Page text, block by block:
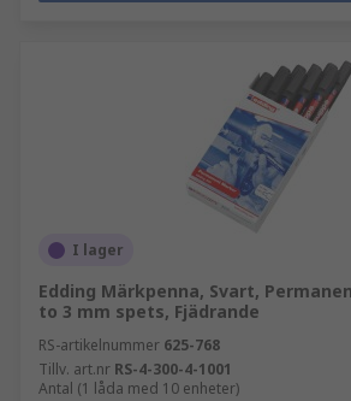
I lager
Edding Märkpenna, Svart,
to 3 mm spets, Fjädrande
RS-artikelnummer 625-768
Tillv. art.nr RS-4-300-4-1001
Antal (1 låda med 10 enheter)